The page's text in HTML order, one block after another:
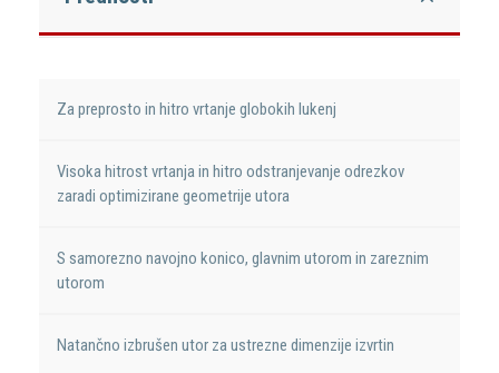
Za preprosto in hitro vrtanje globokih lukenj
Visoka hitrost vrtanja in hitro odstranjevanje odrezkov
zaradi optimizirane geometrije utora
S samorezno navojno konico, glavnim utorom in zareznim
utorom
Natančno izbrušen utor za ustrezne dimenzije izvrtin